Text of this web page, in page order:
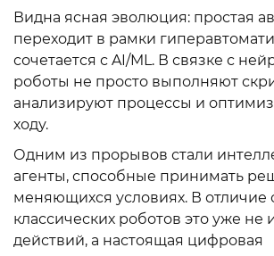
Видна ясная эволюция: простая
переходит в рамки
сочетается с AI/ML. В связке с
роботы не просто выполняют
анализируют процессы и
ходу.
Одним из прорывов стали
агенты, способные принимать
меняющихся условиях. В отличие
классических роботов это уже не
действий, а настоящая цифровая